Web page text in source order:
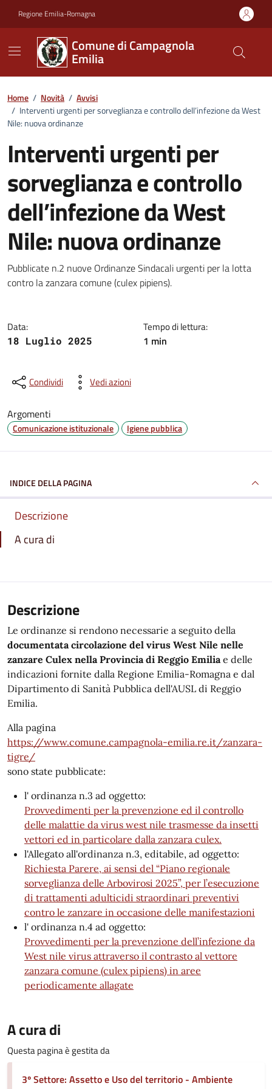
Regione Emilia-Romagna
Comune di Campagnola
Emilia
Home / Novità / Avvisi
/ Interventi urgenti per sorveglianza e controllo dell’infezione da West
Nile: nuova ordinanze
Interventi urgenti per
sorveglianza e controllo
dell’infezione da West
Nile: nuova ordinanze
Dettagli della notizia
Pubblicate n.2 nuove Ordinanze Sindacali urgenti per la lotta
contro la zanzara comune (culex pipiens).
Data:
18 Luglio 2025
Tempo di lettura:
1 min
Condividi Vedi azioni
Argomenti
Comunicazione istituzionale Igiene pubblica
INDICE DELLA PAGINA
Descrizione
A cura di
Descrizione
Le ordinanze si rendono necessarie a seguito della
documentata circolazione del virus West Nile nelle
zanzare Culex nella Provincia di Reggio Emiliae delle
indicazioni fornite dalla Regione Emilia-Romagna e dal
Dipartimento di Sanità Pubblica dell'AUSL di Reggio
Emilia.
Alla pagina
https://www.comune.campagnola-emilia.re.it/zanzara-
tigre/
sono state pubblicate:
l' ordinanza n.3 ad oggetto:
Provvedimenti per la prevenzione ed il controllo
delle malattie da virus west nile trasmesse da insetti
vettori ed in particolare dalla zanzara culex.
l'Allegato all'ordinanza n.3, editabile, ad oggetto:
Richiesta Parere, ai sensi del “Piano regionale
sorveglianza delle Arbovirosi 2025”, per l’esecuzione
di trattamenti adulticidi straordinari preventivi
contro le zanzare in occasione delle manifestazioni
l' ordinanza n.4 ad oggetto:
Provvedimenti per la prevenzione dell’infezione da
West nile virus attraverso il contrasto al vettore
zanzara comune (culex pipiens) in aree
periodicamente allagate
A cura di
Questa pagina è gestita da
3º Settore: Assetto e Uso del territorio - Ambiente